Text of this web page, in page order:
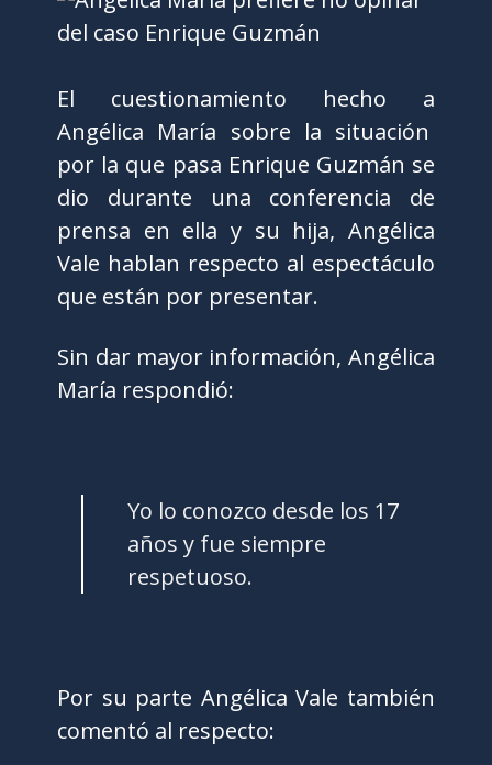
El cuestionamiento hecho a
Angélica María sobre la situación
por la que pasa Enrique Guzmán se
dio durante una conferencia de
prensa en ella y su hija, Angélica
Vale hablan respecto al espectáculo
que están por presentar.
Sin dar mayor información, Angélica
María respondió:
Yo lo conozco desde los 17
años y fue siempre
respetuoso.
Por su parte Angélica Vale también
comentó al respecto: